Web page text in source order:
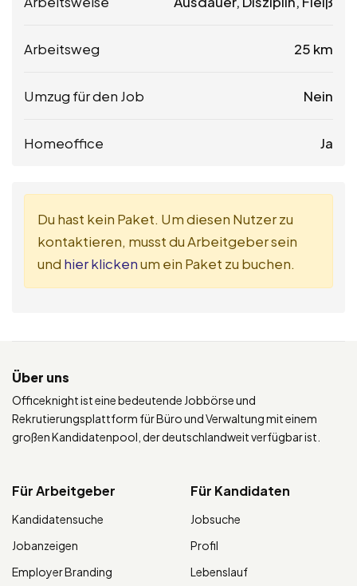
Arbeitsweg 25 km
Umzug für den Job Nein
Homeoffice Ja
Du hast kein Paket. Um diesen Nutzer zu
kontaktieren, musst du Arbeitgeber sein
und hier klickenum ein Paket zu buchen.
Über uns
Officeknight ist eine bedeutende Jobbörse und
Rekrutierungsplattform für Büro und Verwaltung mit einem
großen Kandidatenpool, der deutschlandweit verfügbar ist.
Für Arbeitgeber
Kandidatensuche
Jobanzeigen
Employer Branding
Für Kandidaten
Jobsuche
Profil
Lebenslauf